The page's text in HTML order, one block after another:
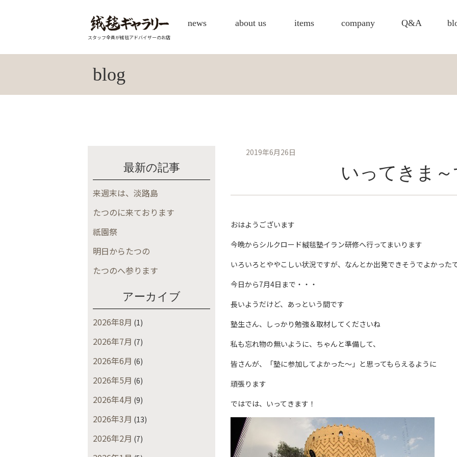
スタッフ全員が絨毯アドバイザーのお店
news about us items company Q&A
blog
最新の記事
来週末は、淡路島
たつのに来ております
祇園祭
明日からたつの
たつのへ参ります
アーカイブ
2026年8月 (1)
2026年7月 (7)
2026年6月 (6)
2026年5月 (6)
2026年4月 (9)
2026年3月 (13)
2026年2月 (7)
2019年6月26日
いってきま
おはようございます
今晩からシルクロード絨毯塾イラン研修へ行ってまいります
いろいろとややこしい状況ですが、なんとか出発できそうでよかった
今日から7月4日まで・・・
長いようだけど、あっという間です
塾生さん、しっかり勉強＆取材してくださいね
私も忘れ物の無いように、ちゃんと準備して、
皆さんが、「塾に参加してよかった～」と思ってもらえるように
頑張ります
ではでは、いってきます！